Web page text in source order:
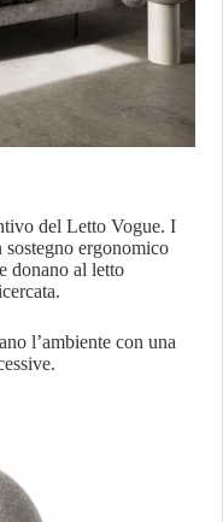
del Letto Vogue. I
ergonomico
donano al letto
l’ambiente con una